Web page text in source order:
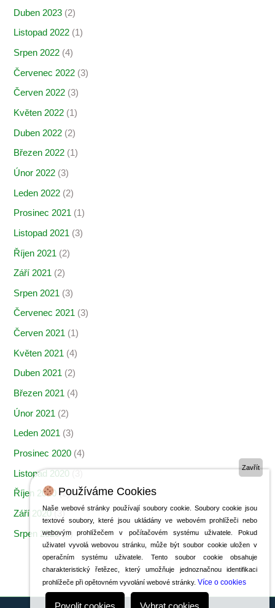
Duben 2023 (2)
Listopad 2022 (1)
Srpen 2022 (4)
Červenec 2022 (3)
Červen 2022 (3)
Květen 2022 (1)
Duben 2022 (2)
Březen 2022 (1)
Únor 2022 (3)
Leden 2022 (2)
Prosinec 2021 (1)
Listopad 2021 (3)
Říjen 2021 (2)
Září 2021 (2)
Srpen 2021 (3)
Červenec 2021 (3)
Červen 2021 (1)
Květen 2021 (4)
Duben 2021 (2)
Březen 2021 (4)
Únor 2021 (2)
Leden 2021 (3)
Prosinec 2020 (4)
Listopad 2020
Říjen 2020 (2)
Září 2020(3)
Srpen 2020(3)
Zavřít
Používáme Cookies
Naše webové stránky používají soubory cookie. Soubory cookie jsou
textové soubory, které jsou ukládány ve webovém prohlížeči nebo
webovým prohlížečem v počítačovém systému uživatele. Pokud
uživatel vyvolá webovou stránku, může být soubor cookie uložen v
operačním systému uživatele. Tento soubor cookie obsahuje
charakteristický řetězec, který umožňuje jednoznačnou identifikaci
prohlížeče při opětovném vyvolání webové stránky.Více o cookies
Povolit cookies Vybrat cookies